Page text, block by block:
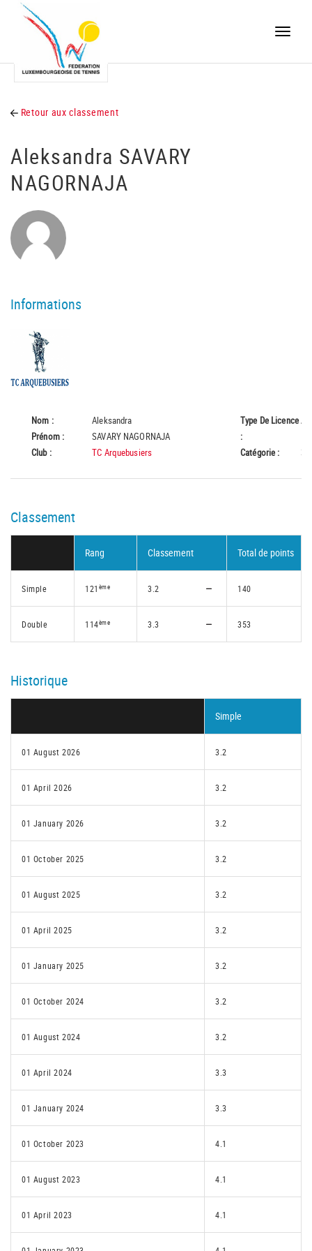
Toggle
Retour aux classement
Aleksandra SAVARY
NAGORNAJA
Informations
Nom :
Aleksandra
Prénom :
SAVARY NAGORNAJA
Club :
TC Arquebusiers
Type De Licence
:
A
Catégorie :
Classement
Rang Classement Total de points
Simple 121 ème 3.2 140
Double 114ème 3.3 353
Historique
Simple
01 August 2026 3.2
01 April 2026 3.2
01 January 2026 3.2
01 October 2025 3.2
01 August 2025 3.2
01 April 2025 3.2
01 January 2025 3.2
01 October 2024 3.2
01 August 2024 3.2
01 April 2024 3.3
01 January 2024 3.3
01 October 2023 4.1
01 August 2023 4.1
01 April 2023 4.1